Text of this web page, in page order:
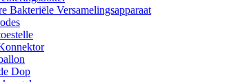
Bakteriële Versamelingsapparaat
Dop